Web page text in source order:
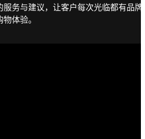
服务与建议，让客户每次光临都有品牌
体验。